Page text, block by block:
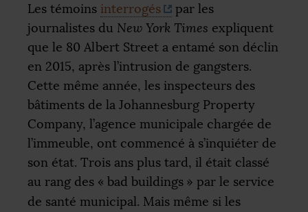
Les témoins interrogés
par les
journalistes du New York Times expliquent
que le 80 Albert Street a entamé son déclin
en 2015, après l’intrusion de gangsters.
Cette même année, les inspecteurs des
bâtiments de la Johannesburg Property
Company, l’agence municipale chargée de
l’immeuble, ont commencé à s’inquiéter de
son état. Trois ans plus tard, il était classé
au rang des « bad buildings » par le service
de santé municipal. Mais même si les